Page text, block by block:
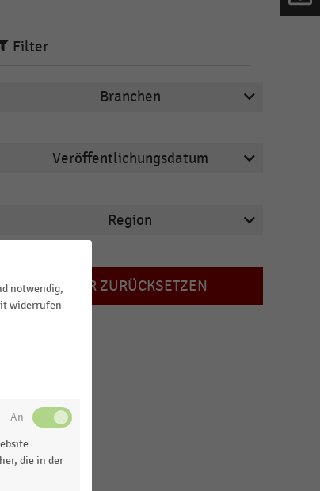
Filter
Branchen
Möbelhandel
Tankstellen
Veröffentlichungsdatum
2023
Region
Deutschland
FILTER ZURÜCKSETZEN
notwendig,
widerrufen
die in der